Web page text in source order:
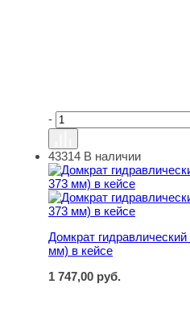
-
Домкрат
43314 В наличии
Домкрат
мм) в кейсе
1 747,00 руб.